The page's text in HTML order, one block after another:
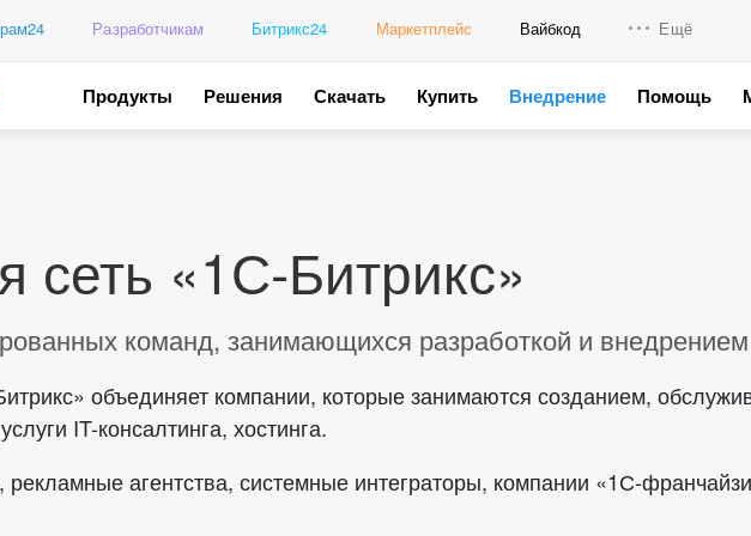
Разработчикам Битрикс24 Маркетплейс Вайбкод Ещё
Продукты Решения Скачать Купить Внедрение Помощь
сеть «1С-Битрикс»
команд, занимающихся разработкой и внедрением
объединяет компании, которые занимаются созданием,
IT-консалтинга, хостинга.
агентства, системные интеграторы, компании «1С-